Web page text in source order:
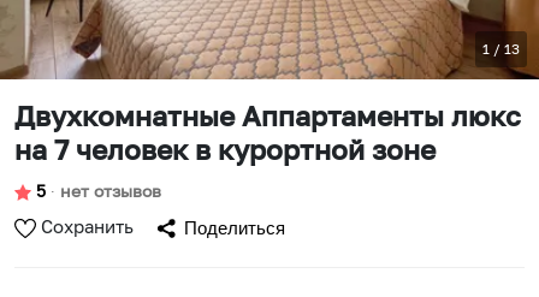
1 / 13
Двухкомнатные Аппартаменты люкс
на 7 человек в курортной зоне
5 ∙ нет отзывов
Сохранить Поделиться